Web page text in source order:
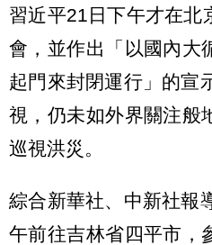
習近平21日下午才在北
會，並作出「以國內大
起門來封閉運行」的宣
視，仍未如外界關注般
巡視洪災。
綜合新華社、中新社報
午前往吉林省四平市，